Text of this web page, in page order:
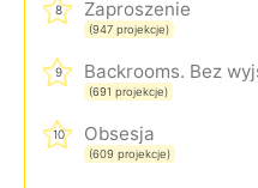
8 Zaproszenie
(947 projekcje)
9
(691 projekcje)
10 Obsesja
(609 projekcje)